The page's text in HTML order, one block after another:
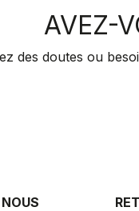
AVEZ-
des doutes ou